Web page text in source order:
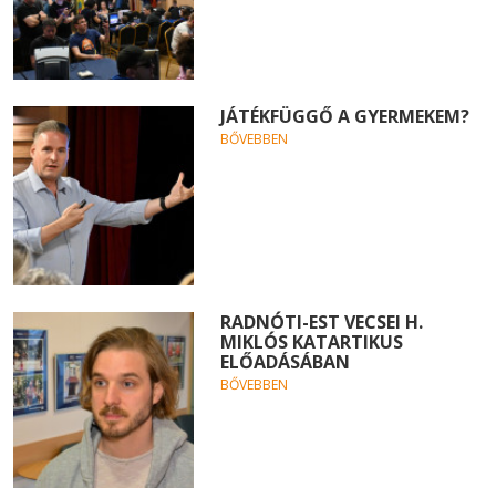
JÁTÉKFÜGGŐ A GYERMEKEM?
BŐVEBBEN
RADNÓTI-EST VECSEI H.
MIKLÓS KATARTIKUS
ELŐADÁSÁBAN
BŐVEBBEN